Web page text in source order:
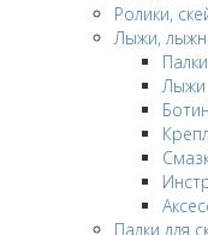
Ролики,
Лыжи,
Палки
Лыжи
Палки для